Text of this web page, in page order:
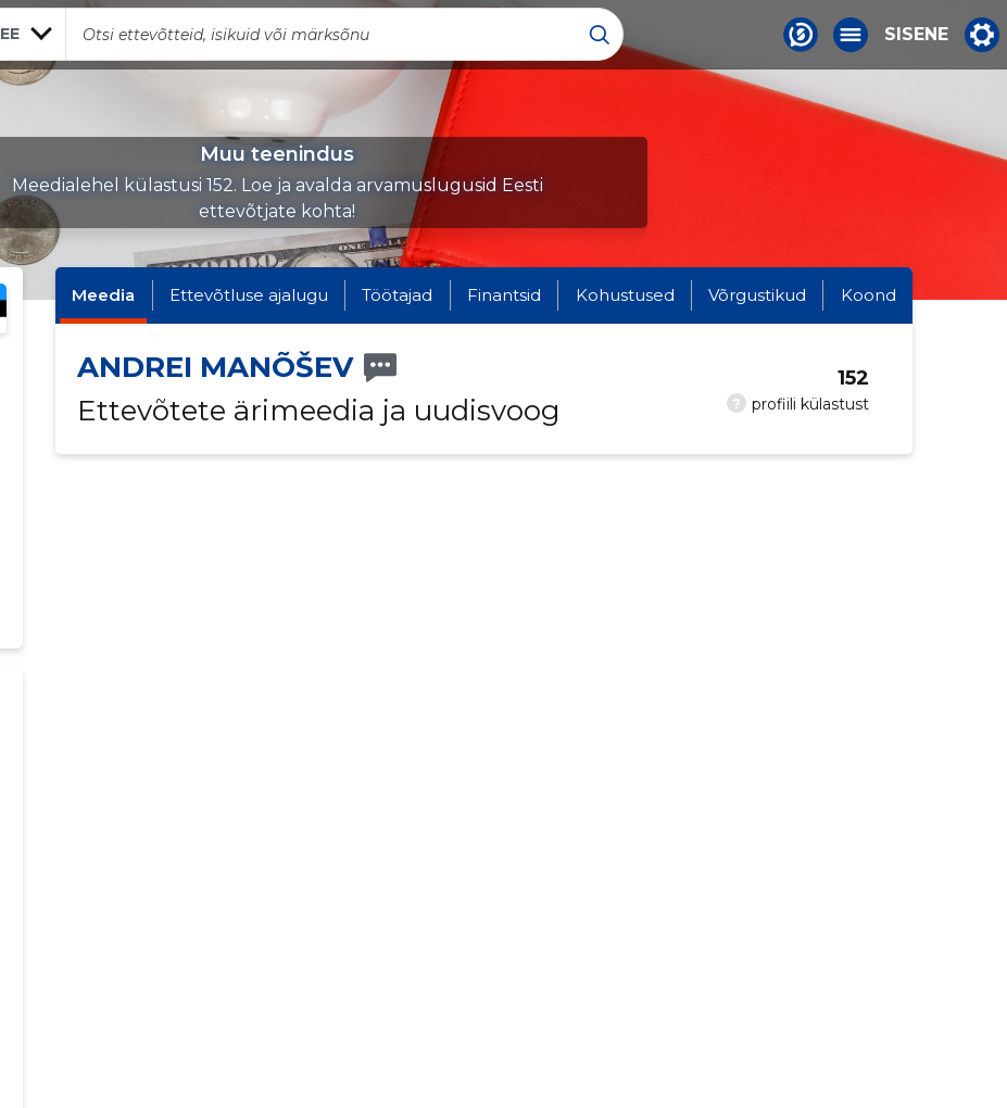
EE SISENE
Muu teenindus
Meedialehel külastusi 152. Loe ja avalda arvamuslugusid Eesti
ettevõtjate kohta!
Meedia Ettevõtluse ajalugu Töötajad Finantsid Kohustused Võrgustikud Koond
ANDREI MANÕŠEV
Ettevõtete ärimeedia ja uudisvoog
? profiili külastust
152